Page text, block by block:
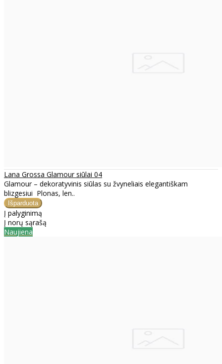
Lana Grossa Glamour siūlai 04
Glamour – dekoratyvinis siūlas su žvyneliais elegantiškam
blizgesiui Plonas, len..
Į palyginimą
Į norų sąrašą
Naujiena